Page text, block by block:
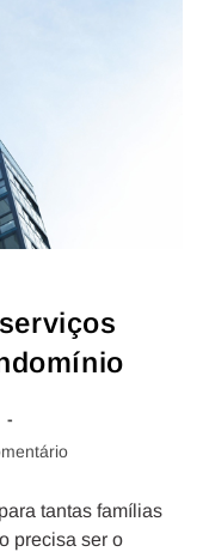
tantas famílias
precisa ser o